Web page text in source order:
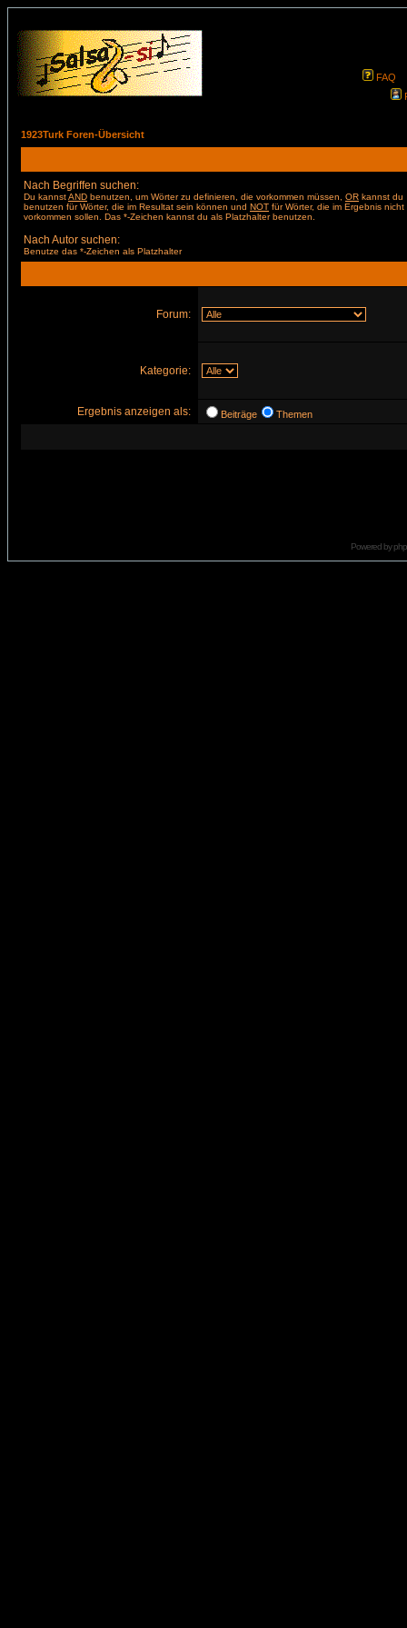
FAQ
1923Turk Foren-Übersicht
Nach Begriffen suchen:
Du kannstAND benutzen, um Wörter zu definieren, die vorkommen müssen, OR kannst du
benutzen für Wörter, die im Resultat sein können und NOT für Wörter, die im Ergebnis nicht
vorkommen sollen. Das *-Zeichen kannst du als Platzhalter benutzen.
Nach Autor suchen:
Benutze das *-Zeichen als Platzhalter
Forum:
Kategorie:
Ergebnis anzeigen als: Beiträge Themen
Powered by